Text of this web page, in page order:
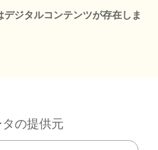
デジタルコンテンツが存在しま
の提供元